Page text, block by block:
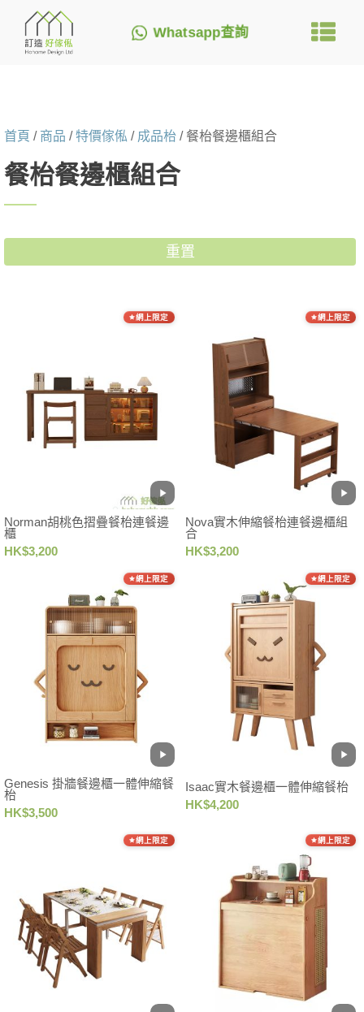
Whatsapp查詢
首頁 / 商品 /特價傢俬 / 成品枱 / 餐枱餐邊櫃組合
餐枱餐邊櫃組合
重置
網上限定
Norman胡桃色摺疊餐枱連餐邊
櫃
HK$3,200
網上限定
Nova實木伸縮餐枱連餐邊櫃組
合
HK$3,200
網上限定
Genesis 掛牆餐邊櫃一體伸縮餐
枱
HK$3,500
網上限定
Isaac實木餐邊櫃一體伸縮餐枱
HK$4,200
網上限定 網上限定